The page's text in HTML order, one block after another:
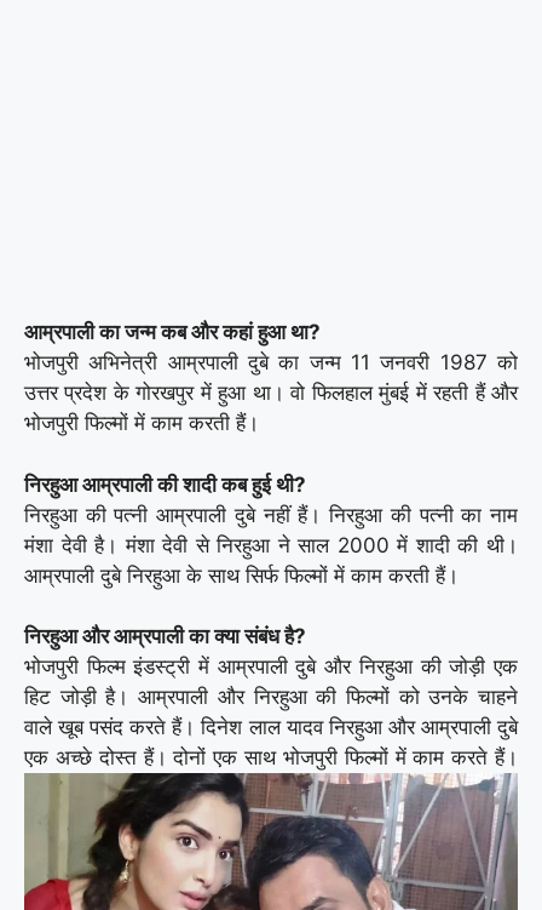
आम्रपाली का जन्म कब और कहां हुआ था?
भोजपुरी अभिनेत्री आम्रपाली दुबे का जन्म 11 जनवरी 1987 को
उत्तर प्रदेश के गोरखपुर में हुआ था। वो फिलहाल मुंबई में रहती हैं और
भोजपुरी फिल्मों में काम करती हैं।
निरहुआ आम्रपाली की शादी कब हुई थी?
निरहुआ की पत्नी आम्रपाली दुबे नहीं हैं। निरहुआ की पत्नी का नाम
मंशा देवी है। मंशा देवी से निरहुआ ने साल 2000 में शादी की थी।
आम्रपाली दुबे निरहुआ के साथ सिर्फ फिल्मों में काम करती हैं।
निरहुआ और आम्रपाली का क्या संबंध है?
भोजपुरी फिल्म इंडस्ट्री में आम्रपाली दुबे और निरहुआ की जोड़ी एक
हिट जोड़ी है। आम्रपाली और निरहुआ की फिल्मों को उनके चाहने
वाले खूब पसंद करते हैं। दिनेश लाल यादव निरहुआ और आम्रपाली दुबे
एक अच्छे दोस्त हैं। दोनों एक साथ भोजपुरी फिल्मों में काम करते हैं।